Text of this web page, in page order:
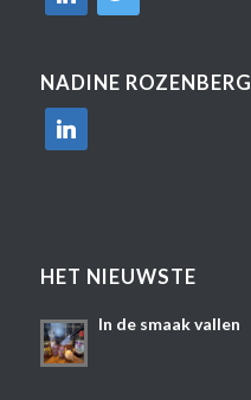
NADINE ROZENBERG
linkedin
HET NIEUWSTE
In de smaak vallen